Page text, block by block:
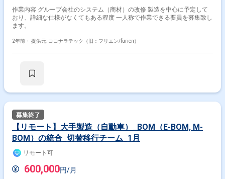
作業内容 グループ会社のシステム（商材）の改修 製造を中心に予定して
おり、詳細な仕様がなくてもある程度 一人称で作業できる要員を募集致し
ます。
2年前・ 提供元: ココナラテック（旧：フリエン/furien）
【リモート】大手製造（自動車）_BOM（E-BOM, M-
BOM）の統合_切替移行チーム_1月
リモート可
600,000円/月